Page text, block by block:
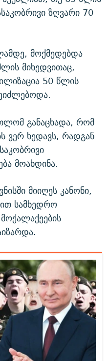
ზღვარი 70
მოქმედებდა
მიხედვითაც,
50 წლის
განაცხადა, რომ
ვერ ხედავს, რადგან
მოახდინა.
მიიღეს კანონი,
სამხედრო